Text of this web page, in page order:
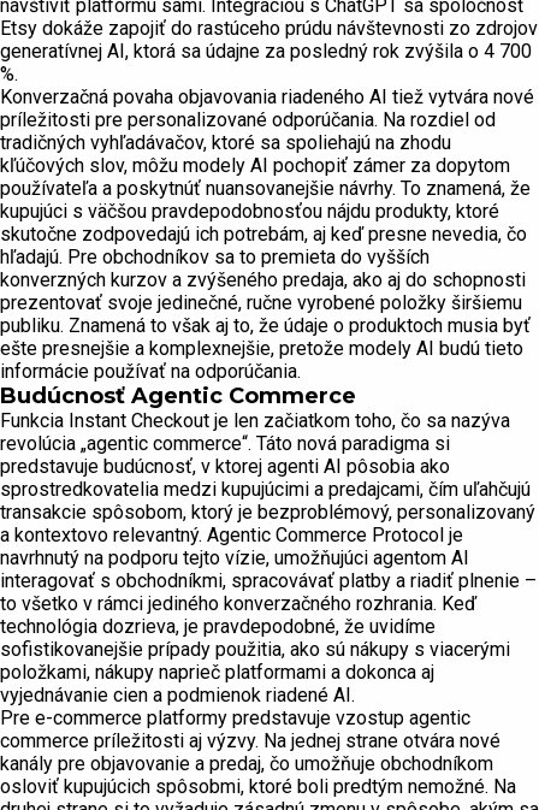
navštíviť platformu sami. Integráciou s ChatGPT sa spoločnosť
Etsy dokáže zapojiť do rastúceho prúdu návštevnosti zo zdrojov
generatívnej AI, ktorá sa údajne za posledný rok zvýšila o 4 700
%.
Konverzačná povaha objavovania riadeného AI tiež vytvára nové
príležitosti pre personalizované odporúčania. Na rozdiel od
tradičných vyhľadávačov, ktoré sa spoliehajú na zhodu
kľúčových slov, môžu modely AI pochopiť zámer za dopytom
používateľa a poskytnúť nuansovanejšie návrhy. To znamená, že
kupujúci s väčšou pravdepodobnosťou nájdu produkty, ktoré
skutočne zodpovedajú ich potrebám, aj keď presne nevedia, čo
hľadajú. Pre obchodníkov sa to premieta do vyšších
konverzných kurzov a zvýšeného predaja, ako aj do schopnosti
prezentovať svoje jedinečné, ručne vyrobené položky širšiemu
publiku. Znamená to však aj to, že údaje o produktoch musia byť
ešte presnejšie a komplexnejšie, pretože modely AI budú tieto
informácie používať na odporúčania.
Budúcnosť Agentic Commerce
Funkcia Instant Checkout je len začiatkom toho, čo sa nazýva
revolúcia „agentic commerce“. Táto nová paradigma si
predstavuje budúcnosť, v ktorej agenti AI pôsobia ako
sprostredkovatelia medzi kupujúcimi a predajcami, čím uľahčujú
transakcie spôsobom, ktorý je bezproblémový, personalizovaný
a kontextovo relevantný. Agentic Commerce Protocol je
navrhnutý na podporu tejto vízie, umožňujúci agentom AI
interagovať s obchodníkmi, spracovávať platby a riadiť plnenie –
to všetko v rámci jediného konverzačného rozhrania. Keď
technológia dozrieva, je pravdepodobné, že uvidíme
sofistikovanejšie prípady použitia, ako sú nákupy s viacerými
položkami, nákupy naprieč platformami a dokonca aj
vyjednávanie cien a podmienok riadené AI.
Pre e-commerce platformy predstavuje vzostup agentic
commerce príležitosti aj výzvy. Na jednej strane otvára nové
kanály pre objavovanie a predaj, čo umožňuje obchodníkom
osloviť kupujúcich spôsobmi, ktoré boli predtým nemožné. Na